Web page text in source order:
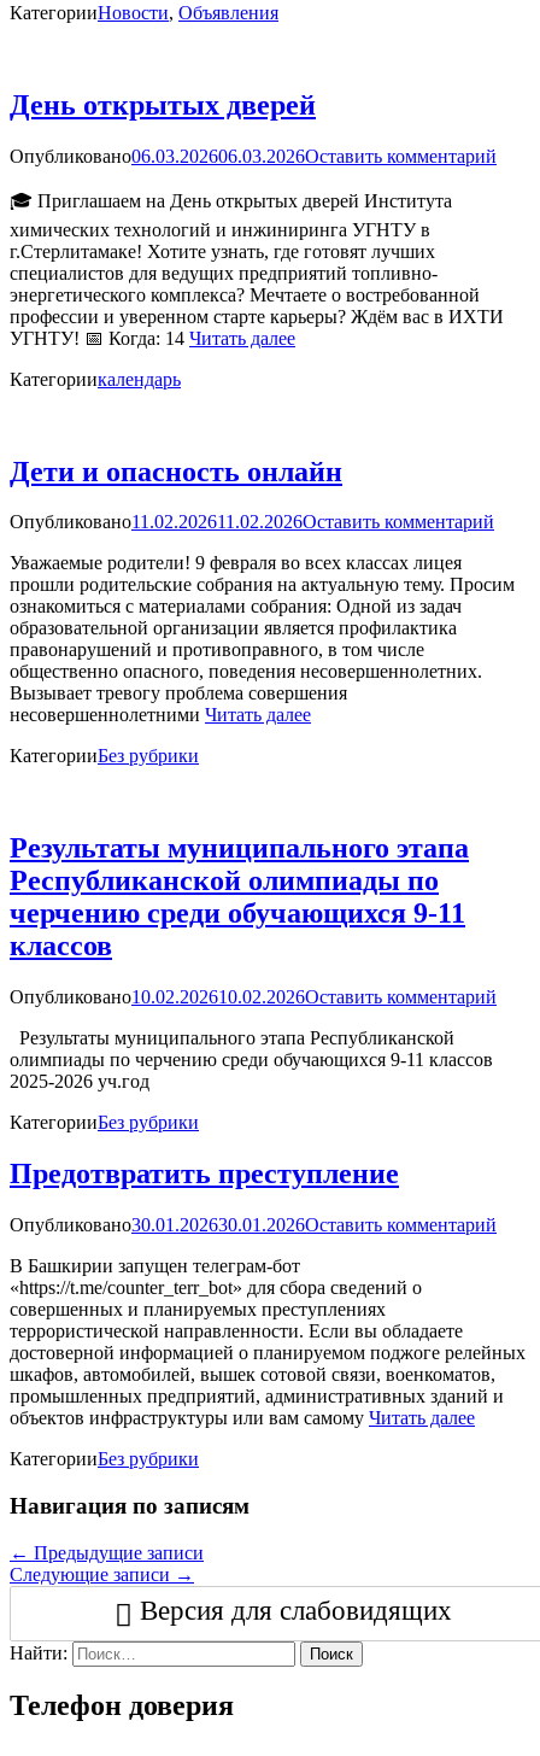
КатегорииНовости, Объявления
День открытых дверей
Опубликовано06.03.202606.03.2026Оставить комментарий
🎓 Приглашаем на День открытых дверей Института
химических технологий и инжиниринга УГНТУ в
г.Стерлитамаке! Хотите узнать, где готовят лучших
специалистов для ведущих предприятий топливно-
энергетического комплекса? Мечтаете о востребованной
профессии и уверенном старте карьеры? Ждём вас в ИХТИ
УГНТУ! 📅 Когда: 14 Читать далее
Категориикалендарь
Дети и опасность онлайн
Опубликовано11.02.202611.02.2026Оставить комментарий
Уважаемые родители! 9 февраля во всех классах лицея
прошли родительские собрания на актуальную тему. Просим
ознакомиться с материалами собрания: Одной из задач
образовательной организации является профилактика
правонарушений и противоправного, в том числе
общественно опасного, поведения несовершеннолетних.
Вызывает тревогу проблема совершения
несовершеннолетними Читать далее
КатегорииБез рубрики
Результаты муниципального этапа
Республиканской олимпиады по
черчению среди обучающихся 9-11
классов
Опубликовано10.02.202610.02.2026Оставить комментарий
Результаты муниципального этапа Республиканской
олимпиады по черчению среди обучающихся 9-11 классов
2025-2026 уч.год
КатегорииБез рубрики
Предотвратить преступление
Опубликовано30.01.202630.01.2026Оставить комментарий
В Башкирии запущен телеграм-бот
«https://t.me/counter_terr_bot» для сбора сведений о
совершенных и планируемых преступлениях
террористической направленности. Если вы обладаете
достоверной информацией о планируемом поджоге релейных
шкафов, автомобилей, вышек сотовой связи, военкоматов,
промышленных предприятий, административных зданий и
объектов инфраструктуры или вам самому Читать далее
КатегорииБез рубрики
Навигация по записям
← Предыдущие записи
Следующие записи →
Версия для слабовидящих
Найти: Поиск
Телефон доверия